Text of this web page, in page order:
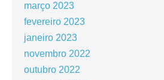
março 2023
fevereiro 2023
janeiro 2023
novembro 2022
outubro 2022